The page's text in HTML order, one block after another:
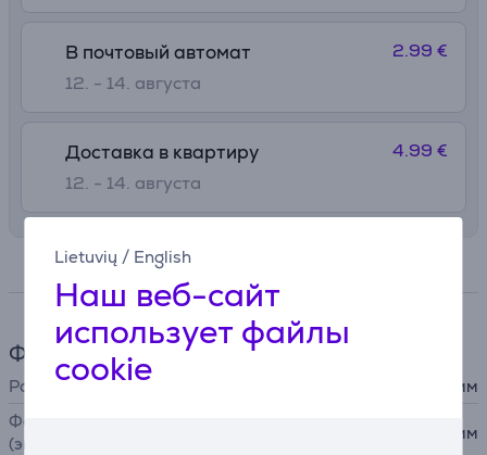
Lietuvių / English
Наш веб-сайт
использует файлы
cookie
В почтовый автомат
12. - 14. августа
2.99 €
Доставка в квартиру
12. - 14. августа
4.99 €
Спецификация
Фотокамера
Размер фото
62 мм × 46 мм
Фокусное расстояние
(эквивалент 35 мм)
60 мм